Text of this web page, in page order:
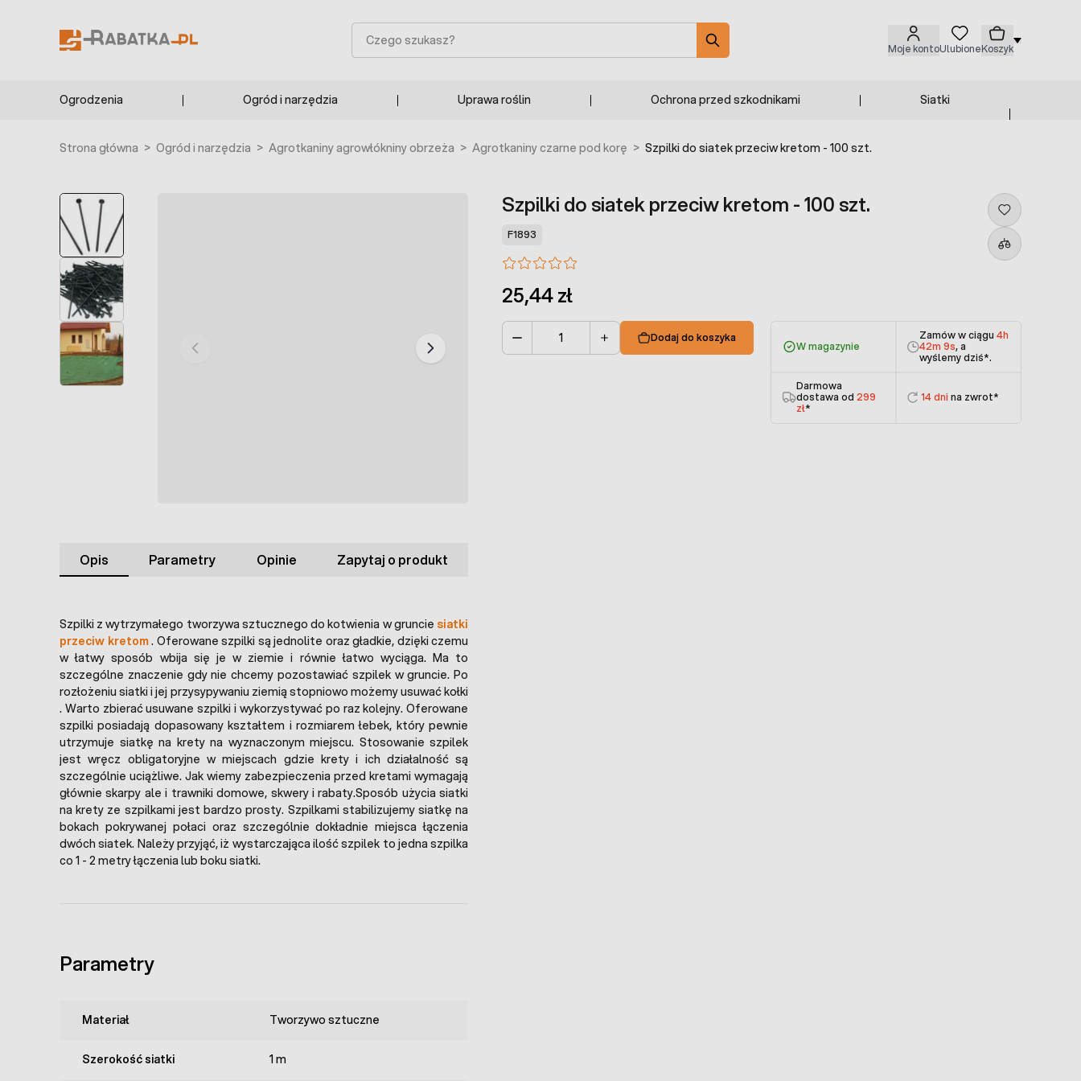
Moje kontoUlubioneKoszyk
Szukaj
Ogrodzenia Ogród i narzędzia Uprawa roślin Ochrona przed szkodnikami Siatki
Strona główna > Ogród i narzędzia > Agrotkaniny agrowłókniny obrzeża > Agrotkaniny czarne pod korę > Szpilki do siatek przeciw kretom - 100 szt.
Szpilki do siatek przeciw kretom - 100 szt.
F1893
25,44 zł
Dodaj do koszyka
W magazynie
Zamów w ciągu 4h
42m 8s, a
wyślemy dziś*.
Darmowa
dostawa od 299
zł*
14 dni na zwrot*
Opis Parametry Opinie Zapytaj o produkt
Szpilki z wytrzymałego tworzywa sztucznego do kotwienia w gruncie siatki
przeciw kretom. Oferowane szpilki są jednolite oraz gładkie, dzięki czemu
w łatwy sposób wbija się je w ziemie i równie łatwo wyciąga. Ma to
szczególne znaczenie gdy nie chcemy pozostawiać szpilek w gruncie. Po
rozłożeniu siatki i jej przysypywaniu ziemią stopniowo możemy usuwać kołki
. Warto zbierać usuwane szpilki i wykorzystywać po raz kolejny. Oferowane
szpilki posiadają dopasowany kształtem i rozmiarem łebek, który pewnie
utrzymuje siatkę na krety na wyznaczonym miejscu. Stosowanie szpilek
jest wręcz obligatoryjne w miejscach gdzie krety i ich działalność są
szczególnie uciążliwe. Jak wiemy zabezpieczenia przed kretami wymagają
głównie skarpy ale i trawniki domowe, skwery i rabaty.Sposób użycia siatki
na krety ze szpilkami jest bardzo prosty. Szpilkami stabilizujemy siatkę na
bokach pokrywanej połaci oraz szczególnie dokładnie miejsca łączenia
dwóch siatek. Należy przyjąć, iż wystarczająca ilość szpilek to jedna szpilka
co 1 - 2 metry łączenia lub boku siatki.
Parametry
Materiał Tworzywo sztuczne
Szerokość siatki 1 m